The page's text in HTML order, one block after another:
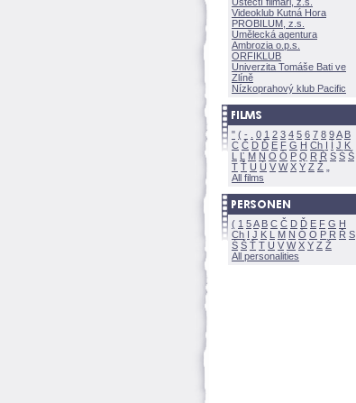
Videoklub Kutná Hora
PROBILUM, z.s.
Umělecká agentura
Ambrozia o.p.s.
ORFIKLUB
Univerzita Tomáše Bati ve
Zlíně
Nízkoprahový klub Pacific
" ( - 0 1 2 3 4 5 6 7 8 9A B
C Č D Ď E F G H Ch I Í J K
L
Ľ M N O Ó P Q R Ř S Ś
T Ť U Ú V W X Y Z
All films
( 1 5A B C Č D Ď E F G H
Ch I J K L M N Ó O P R Ř S
Ś
Ť T U V W X Y Z
All personalities